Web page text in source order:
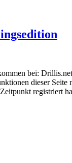
bei:
dieser Seite
registriert